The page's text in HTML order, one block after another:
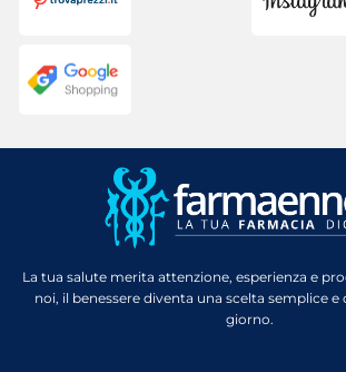
La tua salute merita attenzione, esperienza e
noi, il benessere diventa una scelta semplice
giorno.